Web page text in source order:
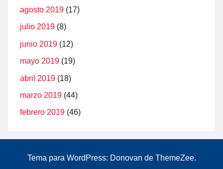
agosto 2019 (17)
julio 2019 (8)
junio 2019 (12)
mayo 2019 (19)
abril 2019 (18)
marzo 2019 (44)
febrero 2019 (46)
Tema para WordPress: Donovan de ThemeZee.